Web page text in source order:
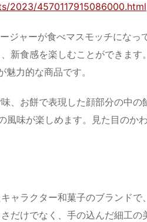
2023/4570117915086000.html
ジャーが食べマスモッチになっ
新食感を楽しむことができます
力的な商品です。
、お餅で表現した顔部分の中の
味が楽しめます。見た目のか
ャラクター和菓子のブランドで
だけでなく、手の込んだ細工の